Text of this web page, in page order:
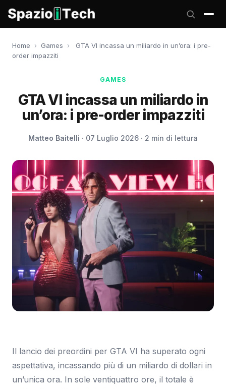
Home › Games ›
GTA VI incassa un miliardo in un’ora: i pre-
order impazziti
GAMES
GTA VI incassa un miliardo in
un’ora: i pre-order impazziti
Matteo Baitelli · 07 Luglio 2026 · 2 min di lettura
Il lancio dei preordini per GTA VI ha superato ogni
aspettativa, incassando più di un miliardo di dollari in
un’unica ora. In sole ventiquattro ore, il totale è